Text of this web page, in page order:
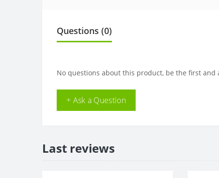
Questions (0)
No questions about this product, be the first and
+ Ask a Question
Last reviews